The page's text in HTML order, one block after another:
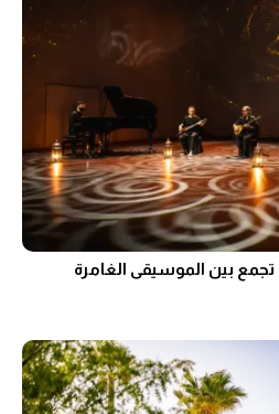
بين الموسيقى الغامرة